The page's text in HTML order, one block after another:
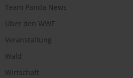
Team Panda News
Über den WWF
Veranstaltung
Wald
Wirtschaft